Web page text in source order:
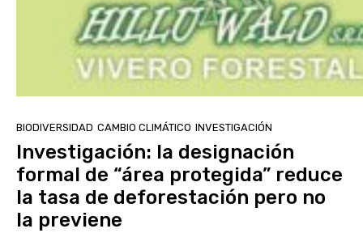
BIODIVERSIDAD CAMBIO CLIMÁTICO INVESTIGACIÓN
Investigación: la designación
formal de “área protegida” reduce
la tasa de deforestación pero no
la previene